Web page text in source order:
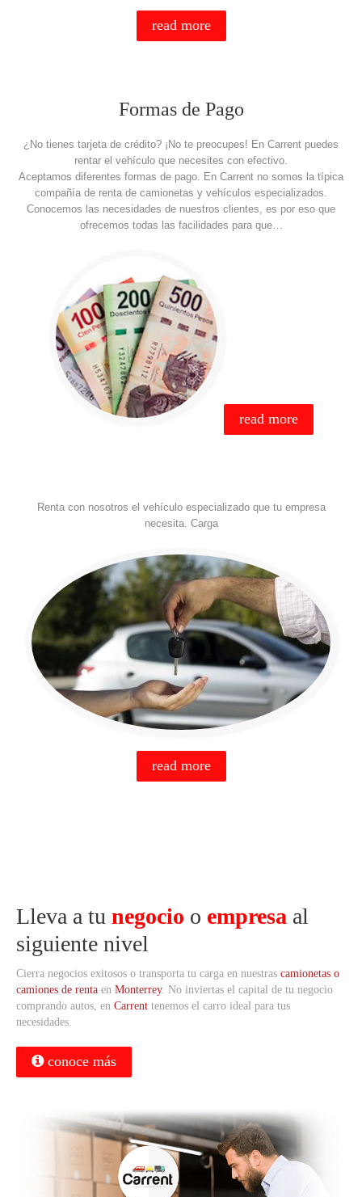
read more
Formas de Pago
¿No tienes tarjeta de crédito? ¡No te preocupes! En Carrent puedes
rentar el vehículo que necesites con efectivo.
Aceptamos diferentes formas de pago. En Carrent no somos la típica
compañía de renta de camionetas y vehículos especializados.
Conocemos las necesidades de nuestros clientes, es por eso que
ofrecemos todas las facilidades para que…
read more
Renta con nosotros el vehículo especializado que tu empresa
necesita. Carga
read more
Lleva a tu negocio o empresa al
siguiente nivel
Cierra negocios exitosos o transporta tu carga en nuestras camionetas o
camiones de renta en Monterrey. No inviertas el capital de tu negocio
comprando autos, en Carrent tenemos el carro ideal para tus
necesidades.
conoce más